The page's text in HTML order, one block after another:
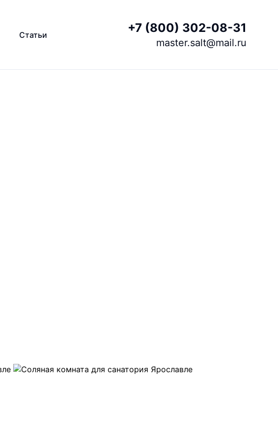
Статьи +7 (800) 302-08-31
master.salt@mail.ru